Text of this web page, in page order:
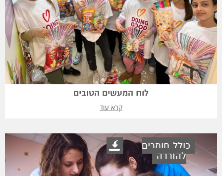
לוח המעשים הטובים
קרא עוד
כולל חומרים
להורדה